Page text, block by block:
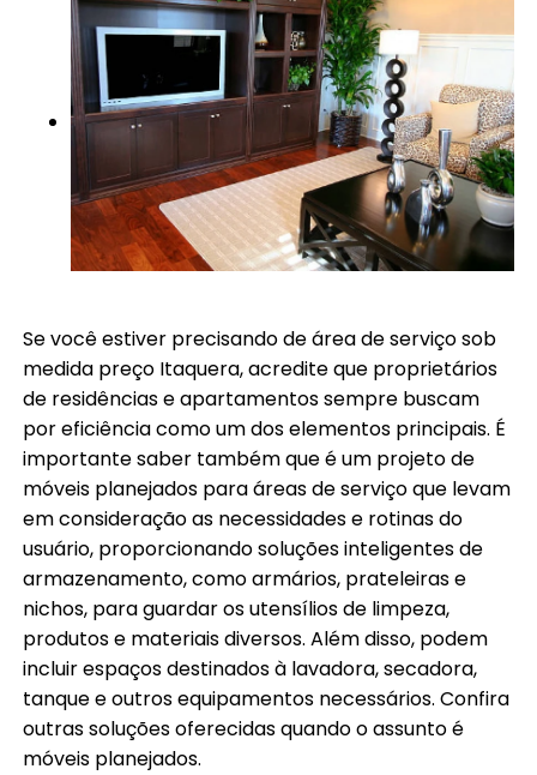
Se você estiver precisando de área de serviço sob
medida preço Itaquera, acredite que proprietários
de residências e apartamentos sempre buscam
por eficiência como um dos elementos principais. É
importante saber também que é um projeto de
móveis planejados para áreas de serviço que levam
em consideração as necessidades e rotinas do
usuário, proporcionando soluções inteligentes de
armazenamento, como armários, prateleiras e
nichos, para guardar os utensílios de limpeza,
produtos e materiais diversos. Além disso, podem
incluir espaços destinados à lavadora, secadora,
tanque e outros equipamentos necessários. Confira
outras soluções oferecidas quando o assunto é
móveis planejados.